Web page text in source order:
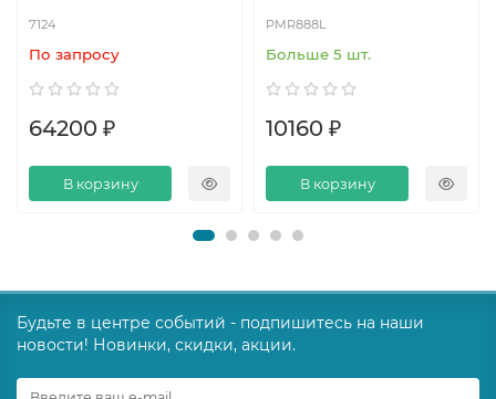
7124
По запросу
64200 ₽
В корзину
PMR888L
Больше 5 шт.
10160 ₽
В корзину
Будьте в центре событий - подпишитесь на наши
новости! Новинки, скидки, акции.